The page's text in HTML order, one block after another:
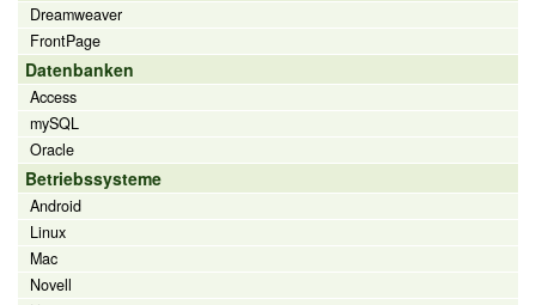
Dreamweaver
FrontPage
Datenbanken
Access
mySQL
Oracle
Betriebssysteme
Android
Linux
Mac
Novell